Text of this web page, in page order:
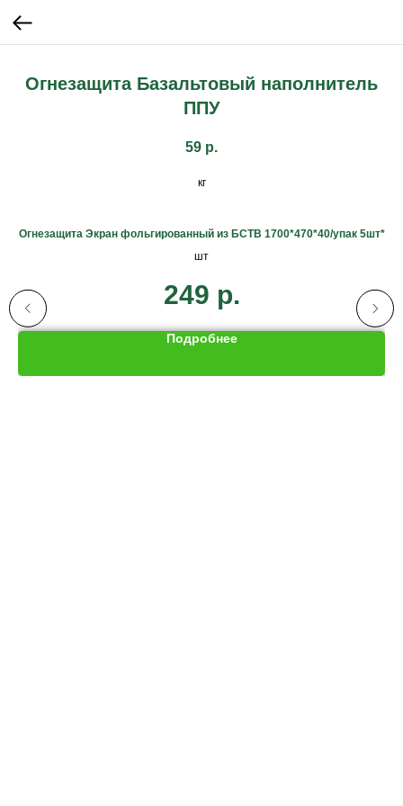
Огнезащита Базальтовый наполнитель
ППУ
59 р.
кг
Огнезащита Экран фольгированный из БСТВ 1700*470*40/упак 5шт*
шт
249 р.
Подробнее